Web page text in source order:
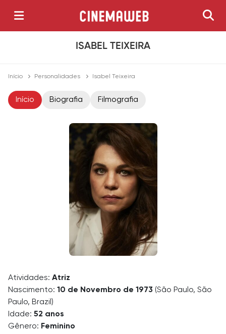
ISABEL TEIXEIRA
Início Personalidades Isabel Teixeira
Início Biografia Filmografia
Atividades: Atriz
Nascimento: 10 de Novembro de 1973 (São Paulo, São
Paulo, Brazil)
Idade: 52 anos
Gênero: Feminino